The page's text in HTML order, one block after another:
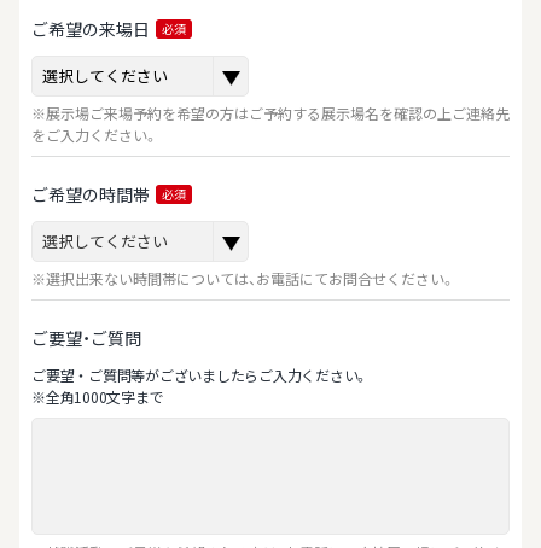
ご希望の来場日 必須
※展示場ご来場予約を希望の方はご予約する展示場名を確認の上ご連絡先
をご入力ください。
ご希望の時間帯 必須
※選択出来ない時間帯については、お電話にてお問合せください。
ご要望・ご質問
ご要望‧ご質問等がございましたらご⼊⼒ください。
※全⾓1000⽂字まで